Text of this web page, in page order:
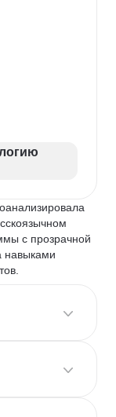
с прозрачной
навыками